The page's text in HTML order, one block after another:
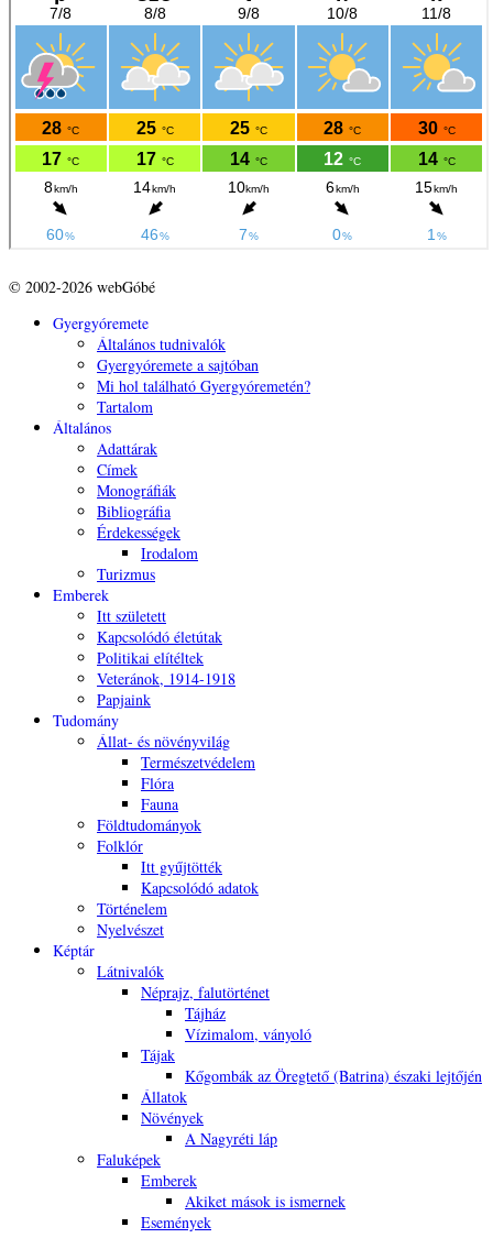
© 2002-2026 webGóbé
Gyergyóremete
Általános tudnivalók
Gyergyóremete a sajtóban
Mi hol található Gyergyóremetén?
Tartalom
Általános
Adattárak
Címek
Monográfiák
Bibliográfia
Érdekességek
Irodalom
Turizmus
Emberek
Itt született
Kapcsolódó életútak
Politikai elítéltek
Veteránok, 1914-1918
Papjaink
Tudomány
Állat- és növényvilág
Természetvédelem
Flóra
Fauna
Földtudományok
Folklór
Itt gyűjtötték
Kapcsolódó adatok
Történelem
Nyelvészet
Képtár
Látnivalók
Néprajz, falutörténet
Tájház
Vízimalom, ványoló
Tájak
Kőgombák az Öregtető (Batrina) északi lejtőjén
Állatok
Növények
A Nagyréti láp
Faluképek
Emberek
Akiket mások is ismernek
Események